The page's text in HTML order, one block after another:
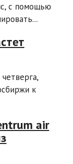
с помощью
к
air